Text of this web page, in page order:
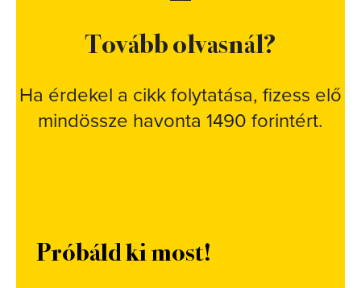
Tovább olvasnál?
Ha érdekel a cikk folytatása, fizess elő
mindössze havonta 1490 forintért.
Próbáld ki most!